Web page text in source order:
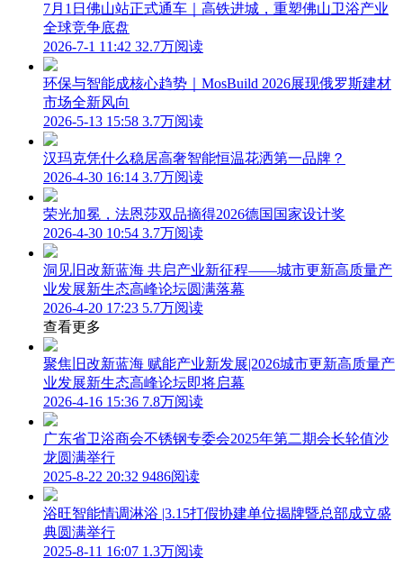
7月1日佛山站正式通车｜高铁进城，重塑佛山卫浴产业
全球竞争底盘
2026-7-1 11:42 32.7万阅读
环保与智能成核心趋势｜MosBuild 2026展现俄罗斯建材
市场全新风向
2026-5-13 15:58 3.7万阅读
汉玛克凭什么稳居高奢智能恒温花洒第一品牌？
2026-4-30 16:14 3.7万阅读
荣光加冕，法恩莎双品摘得2026德国国家设计奖
2026-4-30 10:54 3.7万阅读
洞见旧改新蓝海 共启产业新征程——城市更新高质量产
业发展新生态高峰论坛圆满落幕
2026-4-20 17:23 5.7万阅读
查看更多
聚焦旧改新蓝海 赋能产业新发展|2026城市更新高质量产
业发展新生态高峰论坛即将启幕
2026-4-16 15:36 7.8万阅读
广东省卫浴商会不锈钢专委会2025年第二期会长轮值沙
龙圆满举行
2025-8-22 20:32 9486阅读
浴旺智能情调淋浴 |3.15打假协建单位揭牌暨总部成立盛
典圆满举行
2025-8-11 16:07 1.3万阅读